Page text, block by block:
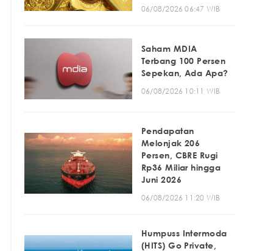
06/08/2026 06:47 WIB
Saham MDIA
Terbang 100 Persen
Sepekan, Ada Apa?
06/08/2026 10:11 WIB
Pendapatan
Melonjak 206
Persen, CBRE Rugi
Rp36 Miliar hingga
Juni 2026
06/08/2026 11:20 WIB
Humpuss Intermoda
(HITS) Go Private,